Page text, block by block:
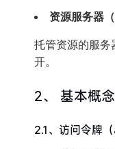
资源服务器
托管资源的服务
开。
2、 基本概念
2.1、访问令牌